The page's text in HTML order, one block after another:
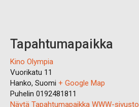
Tapahtumapaikka
Kino Olympia
Vuorikatu 11
Hanko, Suomi + Google Map
Puhelin 0192481811
Näytä Tapahtumapaikka WWW-sivusto